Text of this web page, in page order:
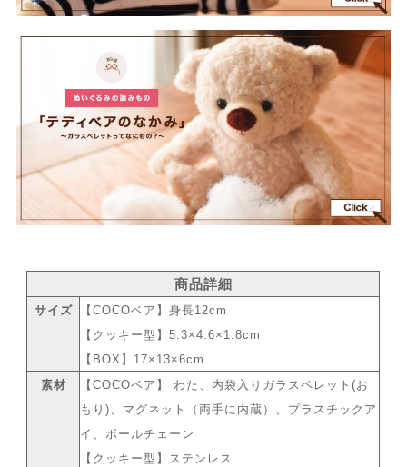
商品詳細
サイズ
【COCOベア】身長12cm
【クッキー型】5.3×4.6×1.8cm
【BOX】17×13×6cm
素材
【COCOベア】 わた、内袋入りガラスペレット(お
もり)、マグネット（両手に内蔵）、プラスチックア
イ、ボールチェーン
【クッキー型】ステンレス